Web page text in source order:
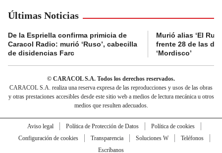
Últimas Noticias
De la Espriella confirma primicia de
Caracol Radio: murió ‘Ruso’, cabecilla
de disidencias Farc
Murió alias ‘El
frente 28 de las
‘Mordisco’
© CARACOL S.A. Todos los derechos reservados.
CARACOL S.A. realiza una reserva expresa de las reproducciones y usos de las obras
y otras prestaciones accesibles desde este sitio web a medios de lectura mecánica u otros
medios que resulten adecuados.
Aviso legal Política de Protección de Datos
Política de cookies
Configuración de cookies
Transparencia Soluciones W
Teléfonos
Escríbanos